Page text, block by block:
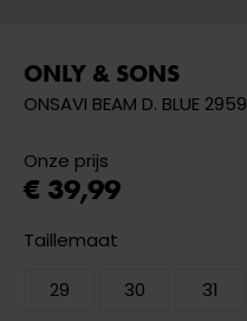
ONLY & SONS
ONSAVI BEAM D. BLUE
Onze prijs
€ 39,99
Taillemaat
29
30 31